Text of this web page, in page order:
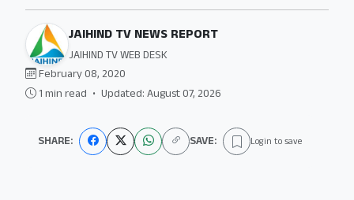
JAIHIND TV NEWS REPORT
JAIHIND TV WEB DESK
February 08, 2020
1 min read • Updated: August 07, 2026
SHARE: SAVE: Login to save